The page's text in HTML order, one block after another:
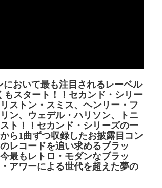
おいて最も注目されるレーベル
もスタート！！セカンド・シリー
ストン・スミス、ヘンリー・フ
ン、ウェデル・ハリソン、トニ
ト！！セカンド・シリーズの一
ら1曲ずつ収録したお披露目コン
レコードを追い求めるブラッ
最もレトロ・モダンなブラッ
アワーによる世代を超えた夢の